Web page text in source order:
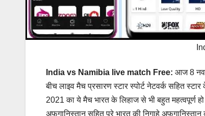
India vs Namibia live match Free: आज 8
बीच लाइव मैच प्रसारण स्टार स्पोर्ट नेटवर्क सहित
2021 का ये मैच भारत के लिहाज से भी बहुत महत्वपूर्ण
अफगानिस्तान सहित पूरे भारत की निगाहे अफगानिस्तान